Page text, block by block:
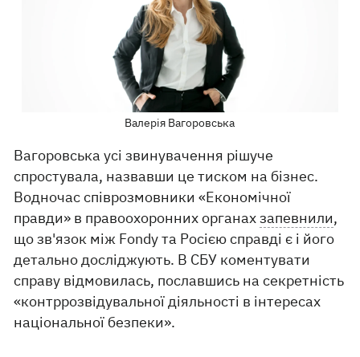
Валерія Вагоровська
Вагоровська усі звинувачення рішуче
спростувала, назвавши це тиском на бізнес.
Водночас співрозмовники «Економічної
правди» в правоохоронних органахзапевнили,
що зв'язок між Fondy та Росією справді є і його
детально досліджують. В СБУ коментувати
справу відмовилась, пославшись на секретність
«контррозвідувальної діяльності в інтересах
національної безпеки».